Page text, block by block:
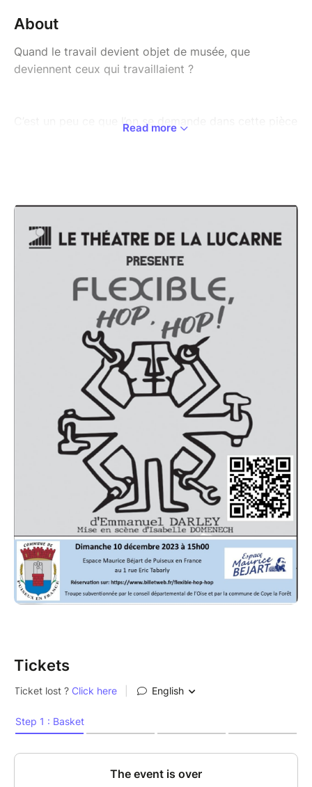
About
Quand le travail devient objet de musée, que
deviennent ceux qui travaillaient ?
C’est un peu ce que l’on se demande dans cette pièce
d’augmenter leurs profits, quitte à délocaliser leur
activité dans un « paradis ».
Dans cette pièce plus stylisée que réaliste, on
découvre des personnages archétypaux, au profil
sommaire mais précis comme les traits efficaces
d’une caricature et qui penchent parfois vers l’univers
de Chaplin (certains aspects font irrésistiblement
penser à son chef d’oeuvre Les Temps Modernes).
Les scènes se succèdent, rapides et efficaces, pour
nous dépeindre un monde cynique dont les
transformations laissent, un moment du moins,
certains au bord du chemin. Heureusement, au bout
de l’absurde, c’est le rire qui a le dernier mot !
Read more
Tickets